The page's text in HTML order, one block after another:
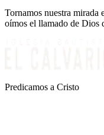
Tornamos nuestra mirada
oímos el llamado de Dios
Predicamos a Cristo